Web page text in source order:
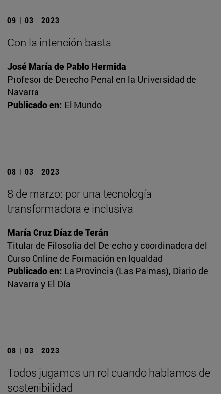
09 | 03 | 2023
Con la intención basta
José María de Pablo Hermida
Profesor de Derecho Penal en la Universidad de
Navarra
Publicado en: El Mundo
08 | 03 | 2023
8 de marzo: por una tecnología
transformadora e inclusiva
María Cruz Díaz de Terán
Titular de Filosofía del Derecho y coordinadora del
Curso Online de Formación en Igualdad
Publicado en: La Provincia (Las Palmas), Diario de
Navarra y El Día
08 | 03 | 2023
Todos jugamos un rol cuando hablamos de
sostenibilidad